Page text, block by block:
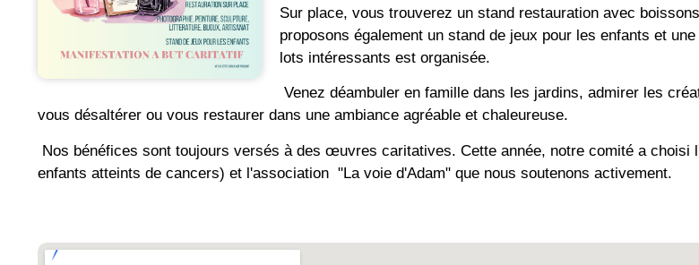
Sur place, vous trouverez un stand restauration avec
proposons également un stand de jeux pour les enfants et
lots intéressants est organisée.
Venez déambuler en famille dans les jardins, admirer les
vous désaltérer ou vous restaurer dans une ambiance agréable et chaleureuse.
Nos bénéfices sont toujours versés à des œuvres caritatives. Cette année, notre comité a choisi
enfants atteints de cancers) et l'association "La voie d'Adam" que nous soutenons activement.